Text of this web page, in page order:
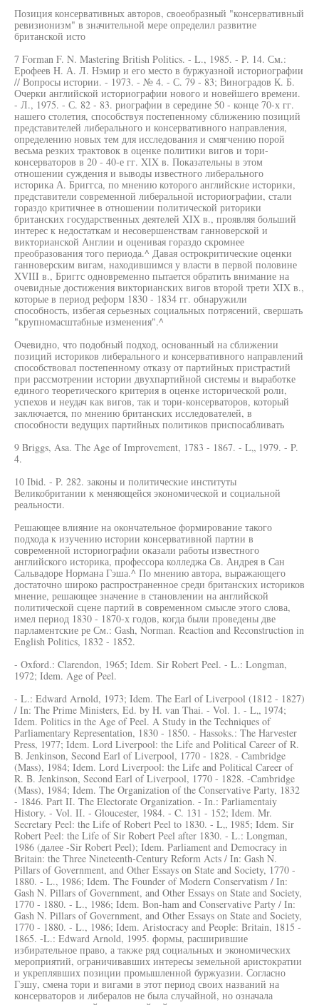
Позиция консервативных авторов, своеобразный "консервативный
ревизионизм" в значительной мере определил развитие
британской исто
7 Forman F. N. Mastering British Politics. - L., 1985. - P. 14. См.:
Ерофеев H. А. Л. Нэмир и его место в буржуазной историографии
// Вопросы истории. - 1973. - № 4. - С. 79 - 83; Виноградов К. Б.
Очерки английской историографии нового и новейшего времени.
- Л., 1975. - С. 82 - 83. риографии в середине 50 - конце 70-х гг.
нашего столетия, способствуя постепенному сближению позиций
представителей либерального и консервативного направления,
определению новых тем для исследования и смягчению порой
весьма резких трактовок в оценке политики вигов и тори-
консерваторов в 20 - 40-е гг. XIX в. Показательны в этом
отношении суждения и выводы известного либерального
историка А. Бриггса, по мнению которого английские историки,
представители современной либеральной историографии, стали
гораздо критичнее в отношении политической риторики
британских государственных деятелей XIX в., проявляя больший
интерес к недостаткам и несовершенствам ганноверской и
викторианской Англии и оценивая гораздо скромнее
преобразования того периода.^ Давая острокритические оценки
ганноверским вигам, находившимся у власти в первой половине
XVIII в., Бриггс одновременно пытается обратить внимание на
очевидные достижения викторианских вигов второй трети XIX в.,
которые в период реформ 1830 - 1834 гг. обнаружили
способность, избегая серьезных социальных потрясений, свершать
"крупномасштабные изменения".^
Очевидно, что подобный подход, основанный на сближении
позиций историков либерального и консервативного направлений
способствовал постепенному отказу от партийных пристрастий
при рассмотрении истории двухпартийной системы и выработке
единого теоретического критерия в оценке исторической роли,
успехов и неудач как вигов, так и тори-консерваторов, который
заключается, по мнению британских исследователей, в
способности ведущих партийных политиков приспосабливать
9 Briggs, Asa. The Age of Improvement, 1783 - 1867. - L„ 1979. - P.
4.
10 Ibid. - P. 282. законы и политические институты
Великобритании к меняющейся экономической и социальной
реальности.
Решающее влияние на окончательное формирование такого
подхода к изучению истории консервативной партии в
современной историографии оказали работы известного
английского историка, профессора колледжа Св. Андрея в Сан
Сальвадоре Нормана Гэша.^ По мнению автора, выражающего
достаточно широко распространенное среди британских историков
мнение, решающее значение в становлении на английской
политической сцене партий в современном смысле этого слова,
имел период 1830 - 1870-х годов, когда были проведены две
парламентские ре См.: Gash, Norman. Reaction and Reconstruction in
English Politics, 1832 - 1852.
- Oxford.: Clarendon, 1965; Idem. Sir Robert Peel. - L.: Longman,
1972; Idem. Age of Peel.
- L.: Edward Arnold, 1973; Idem. The Earl of Liverpool (1812 - 1827)
/ In: The Prime Ministers, Ed. by H. van Thai. - Vol. 1. - L„ 1974;
Idem. Politics in the Age of Peel. A Study in the Techniques of
Parliamentary Representation, 1830 - 1850. - Hassoks.: The Harvester
Press, 1977; Idem. Lord Liverpool: the Life and Political Career of R.
B. Jenkinson, Second Earl of Liverpool, 1770 - 1828. - Cambridge
(Mass), 1984; Idem. Lord Liverpool: the Life and Political Career of
R. B. Jenkinson, Second Earl of Liverpool, 1770 - 1828. -Cambridge
(Mass), 1984; Idem. The Organization of the Conservative Party, 1832
- 1846. Part II. The Electorate Organization. - In.: Parliamentaiy
History. - Vol. II. - Gloucester, 1984. - C. 131 - 152; Idem. Mr.
Secretary Peel: the Life of Robert Peel to 1830. - L„ 1985; Idem. Sir
Robert Peel: the Life of Sir Robert Peel after 1830. - L.: Longman,
1986 (далее -Sir Robert Peel); Idem. Parliament and Democracy in
Britain: the Three Nineteenth-Century Reform Acts / In: Gash N.
Pillars of Government, and Other Essays on State and Society, 1770 -
1880. - L., 1986; Idem. The Founder of Modern Conservatism / In:
Gash N. Pillars of Government, and Other Essays on State and Society,
1770 - 1880. - L., 1986; Idem. Bon-ham and Conservative Party / In:
Gash N. Pillars of Government, and Other Essays on State and Society,
1770 - 1880. - L., 1986; Idem. Aristocracy and People: Britain, 1815 -
1865. -L.: Edward Arnold, 1995. формы, расширившие
избирательное право, а также ряд социальных и экономических
мероприятий, ограничивавших интересы земельной аристократии
и укреплявших позиции промышленной буржуазии. Согласно
Гэшу, смена тори и вигами в этот период своих названий на
консерваторов и либералов не была случайной, но означала